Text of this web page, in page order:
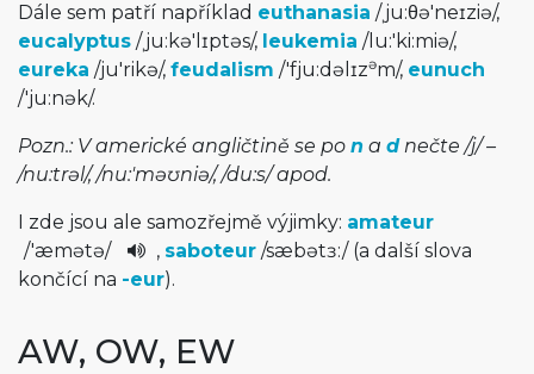
Dále sem patří například euthanasia /ˌju:θə'neɪziə/,
eucalyptus /ˌju:kə'lɪptəs/, leukemia /lu:'ki:miə/,
eureka /ju'rikə/, feudalism /'fju:dəlɪzəm/, eunuch
/'ju:nək/.
Pozn.: V americké angličtině se po n a dnečte/j/–
/nu:trəl/,/nu:'məʊniə/,/du:s/apod.
I zde jsou ale samozřejmě výjimky: amateur
/'æmətə/ , saboteur /sæbətɜ:/(a další slova
končící na -eur).
AW, OW, EW